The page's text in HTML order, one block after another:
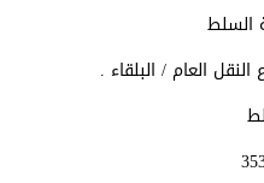
السلط
العام / البلقاء .